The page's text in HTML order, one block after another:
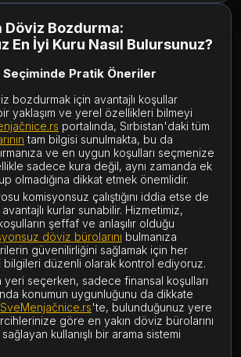
Döviz Bozdurma:
En İyi Kuru Nasıl Bulursunuz?
Seçiminde Pratik Öneriler
bozdurmak için avantajlı koşullar
yaklaşım ve yerel özellikleri bilmeyi
portalında, Sırbistan'daki tüm
tam bilgisi sunulmakta, bu da
ve en uygun koşulları seçmenize
sadece kura değil, aynı zamanda ek
olmadığına dikkat etmek önemlidir.
komisyonsuz çalıştığını iddia etse de
kurlar sunabilir. Hizmetimiz,
şeffaf ve anlaşılır olduğu
döviz bürolarını bulmanıza
güvenilirliğini sağlamak için her
bilgileri düzenli olarak kontrol ediyoruz.
seçerken, sadece finansal koşulları
konumun uygunluğunu da dikkate
SveMenjačnice.rs'te, bulunduğunuz yere
göre en yakın döviz bürolarını
sağlayan kullanışlı bir arama sistemi